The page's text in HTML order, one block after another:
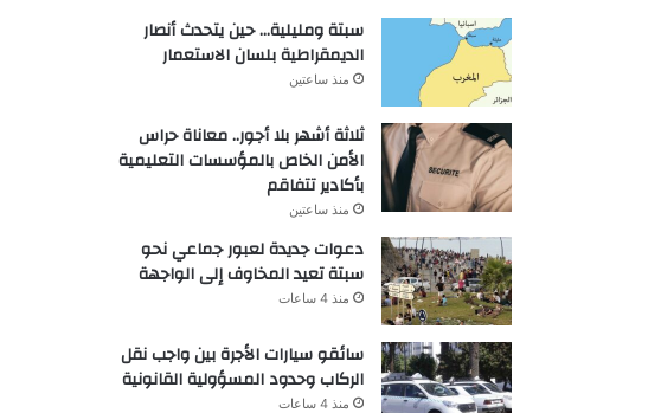
سبتة ومليلية… حين يتحدث أنصار
الديمقراطية بلسان الاستعمار
منذ ساعتين
ثلاثة أشهر بلا أجور.. معاناة حراس
الأمن الخاص بالمؤسسات التعليمية
بأكادير تتفاقم
منذ ساعتين
دعوات جديدة لعبور جماعي نحو
سبتة تعيد المخاوف إلى الواجهة
منذ 4 ساعات
سائقو سيارات الأجرة بين واجب نقل
الركاب وحدود المسؤولية القانونية
منذ 4 ساعات